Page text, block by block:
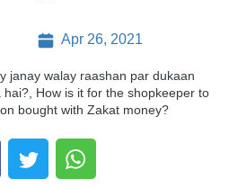
Apr 26, 2021
janay walay raashan par dukaan
How is it for the shopkeeper to
bought with Zakat money?